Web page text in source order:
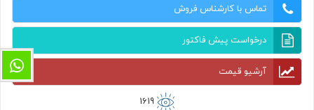
تماس با کارشناس فروش
درخواست پیش فاکتور
آرشیو قیمت
1619